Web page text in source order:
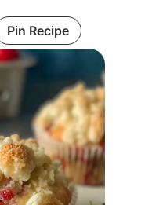
Pin Recipe